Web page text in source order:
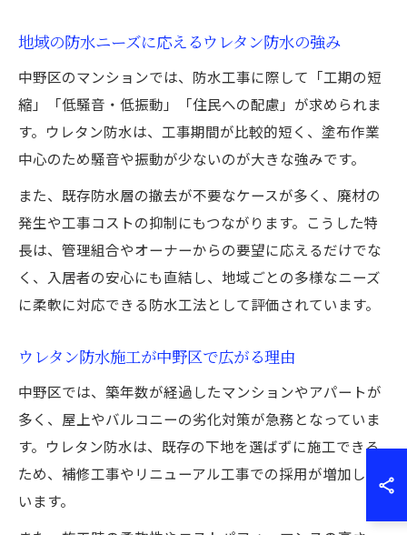
地域の防水ニーズに応えるウレタン防水の強み
中野区のマンションでは、防水工事に際して「工期の短
縮」「低騒音・低振動」「住民への配慮」が求められま
す。ウレタン防水は、工事期間が比較的短く、塗布作業
中心のため騒音や振動が少ないのが大きな強みです。
また、既存防水層の撤去が不要なケースが多く、廃材の
発生や工事コストの抑制にもつながります。こうした特
長は、管理組合やオーナーからの要望に応えるだけでな
く、入居者の安心にも直結し、地域ごとの多様なニーズ
に柔軟に対応できる防水工法として評価されています。
ウレタン防水施工が中野区で広がる理由
中野区では、築年数が経過したマンションやアパートが
多く、屋上やバルコニーの劣化対策が急務となっていま
す。ウレタン防水は、既存の下地を選ばずに施工できる
ため、補修工事やリニューアル工事での採用が増加して
います。